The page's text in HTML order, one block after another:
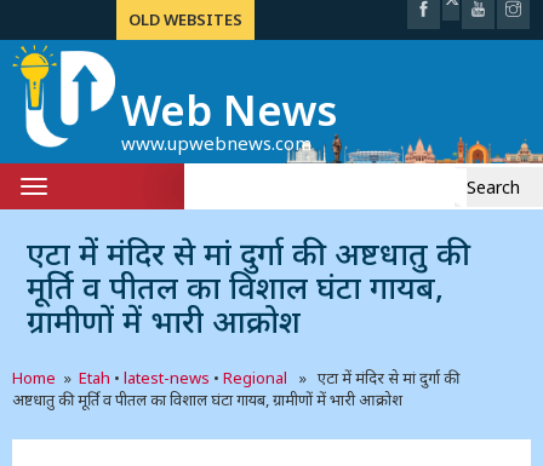
OLD WEBSITES
Web News
www.upwebnews.com
Toggle
navigation
एटा में मंदिर से मां दुर्गा की अष्टधातु की
मूर्ति व पीतल का विशाल घंटा गायब,
ग्रामीणों में भारी आक्रोश
Home » Etah • latest-news • Regional » एटा में मंदिर से मां दुर्गा की
अष्टधातु की मूर्ति व पीतल का विशाल घंटा गायब, ग्रामीणों में भारी आक्रोश